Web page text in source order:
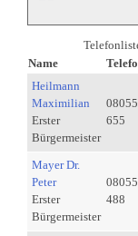
Name
Heilmann
Maximilian
Erster
Bürgermeister
08055
655
Mayer Dr.
Peter
Erster
Bürgermeister
08055
488